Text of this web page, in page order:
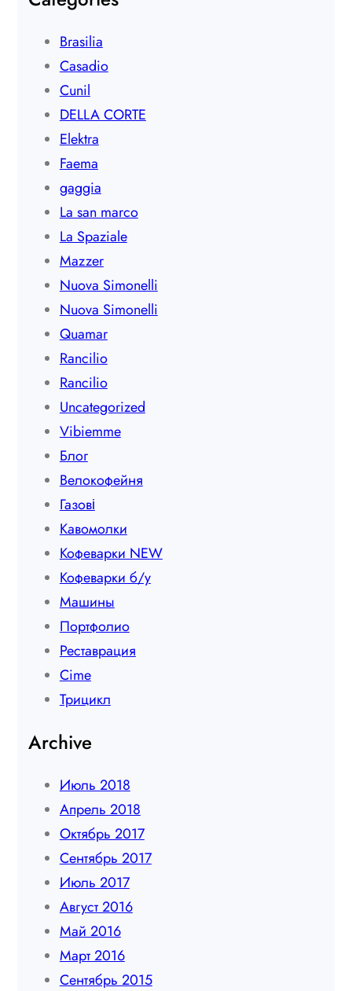
Brasilia
Casadio
Cunil
DELLA CORTE
Elektra
Faema
gaggia
La san marco
La Spaziale
Mazzer
Nuova Simonelli
Nuova Simonelli
Quamar
Rancilio
Rancilio
Uncategorized
Vibiemme
Блог
Велокофейня
Газові
Кавомолки
Кофеварки NEW
Кофеварки б/у
Машины
Портфолио
Реставрация
Сime
Трицикл
Archive
Июль 2018
Апрель 2018
Октябрь 2017
Сентябрь 2017
Июль 2017
Август 2016
Май 2016
Март 2016
Сентябрь 2015